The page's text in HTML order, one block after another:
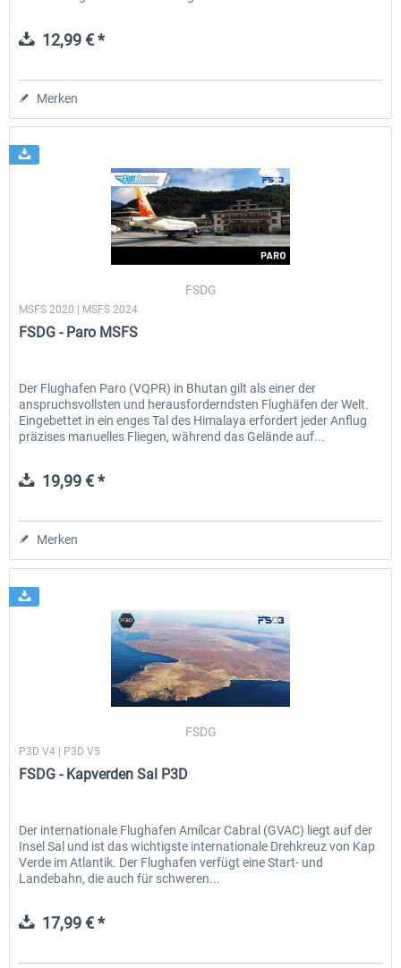
12,99 € *
Merken
FSDG
MSFS 2020 | MSFS 2024
FSDG - Paro MSFS
Der Flughafen Paro (VQPR) in Bhutan gilt als einer der
anspruchsvollsten und herausforderndsten Flughäfen der Welt.
Eingebettet in ein enges Tal des Himalaya erfordert jeder Anflug
präzises manuelles Fliegen, während das Gelände auf...
19,99 € *
Merken
FSDG
P3D V4 | P3D V5
FSDG - Kapverden Sal P3D
Der internationale Flughafen Amílcar Cabral (GVAC) liegt auf der
Insel Sal und ist das wichtigste internationale Drehkreuz von Kap
Verde im Atlantik. Der Flughafen verfügt eine Start- und
Landebahn, die auch für schweren...
17,99 € *